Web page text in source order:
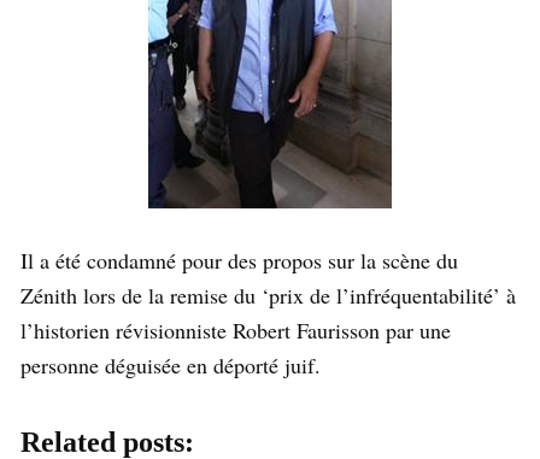
Il a été condamné pour des propos sur la scène du
Zénith lors de la remise du ‘prix de l’infréquentabilité’ à
l’historien révisionniste Robert Faurisson par une
personne déguisée en déporté juif.
Related posts: